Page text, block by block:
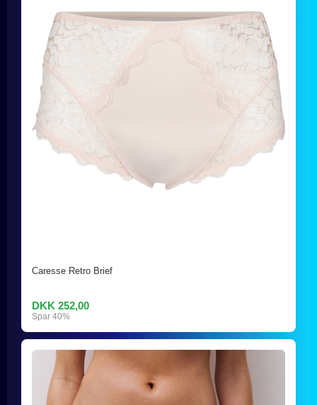
Caresse Retro Brief
DKK 252,00
Spar 40%